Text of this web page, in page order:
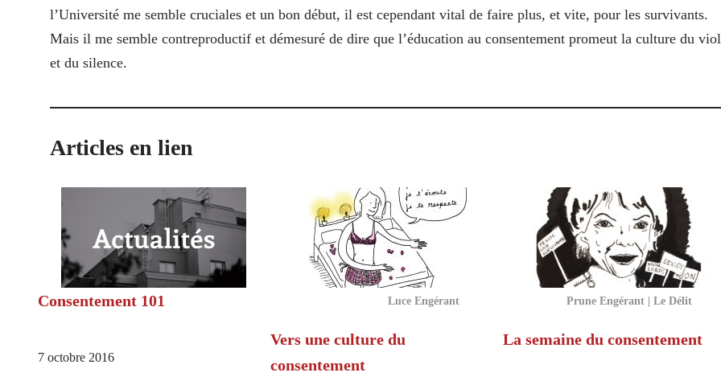
l’Université me semble cruciales et un bon début, il est cependant vital de faire plus, et vite, pour les survivants.
Mais il me semble contreproductif et démesuré de dire que l’éducation au consentement promeut la culture du viol
et du silence.
Articles en lien
Consentement 101
7 octobre 2016
Luce Engérant
Vers une culture du
consentement
Prune Engérant | Le Délit
La semaine du consentement